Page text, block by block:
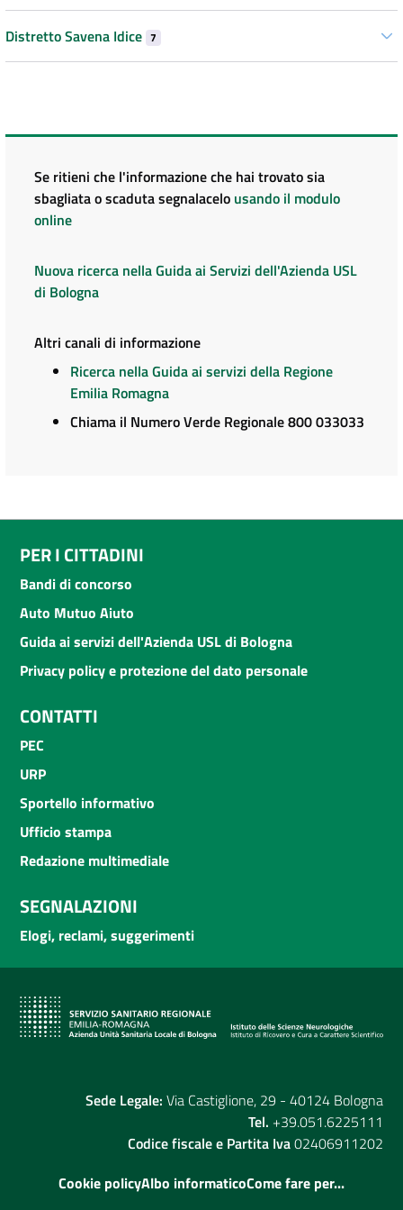
Distretto Savena Idice 7
Se ritieni che l'informazione che hai trovato sia
sbagliata o scaduta segnalacelo usando il modulo
online
Nuova ricerca nella Guida ai Servizi dell'Azienda USL
di Bologna
Altri canali di informazione
Ricerca nella Guida ai servizi della Regione
Emilia Romagna
Chiama il Numero Verde Regionale 800 033033
PER I CITTADINI
Bandi di concorso
Auto Mutuo Aiuto
Guida ai servizi dell'Azienda USL di Bologna
Privacy policy e protezione del dato personale
CONTATTI
PEC
URP
Sportello informativo
Ufficio stampa
Redazione multimediale
SEGNALAZIONI
Elogi, reclami, suggerimenti
Sede Legale: Via Castiglione, 29 - 40124 Bologna
Tel. +39.051.6225111
Codice fiscale e Partita Iva02406911202
Cookie policyAlbo informaticoCome fare per...